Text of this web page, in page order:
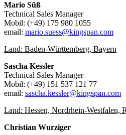
Mario Süß
Technical Sales Manager
Mobil: (+49) 175 980 1055
email: mario.suess@kingspan.com
Land: Baden-Württemberg, Bayern
Sascha Kessler
Technical Sales Manager
Mobil: (+49) 151 537 121 77
email: sascha.kessler@kingspan.com
Land: Hessen, Nordrhein-Westfalen,
Christian Wurziger